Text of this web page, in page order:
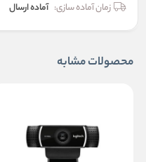
زمان آماده سازی: آماده ارسال
محصولات مشابه